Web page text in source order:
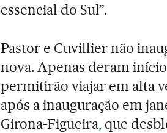
essencial do Sul”.
Pastor e Cuvillier não
nova. Apenas deram
permitirão viajar em alta
após a inauguração em
Girona-Figueira, que